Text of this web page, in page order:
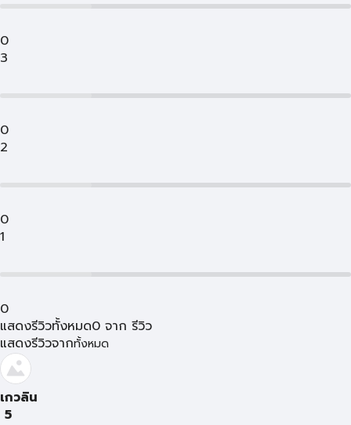
0
3
0
2
0
1
0
แสดงรีวิวทั้งหมด0 จาก รีวิว
แสดงรีวิวจากทั้งหมด
เกวลิน
5